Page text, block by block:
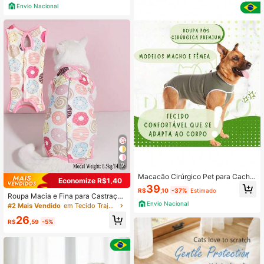
Envio Nacional
9
Economize R$1,40
Roupa Macia e Fina para Castraçã
o/Esterilização de Gatos, Anti-Lam
bedura e Aquecimento para Gatos,
Pós-Cirurgia ou Desmame
#2 Mais Vendido em Tecido Trajes de recuperação para animais de es
R$26 ,59 -5%
Macacão Cirúrgico Pet para Cacho
rros e Gatos Pós Cirúrgica
R$39 ,10 -37% Estimado
Envio Nacional